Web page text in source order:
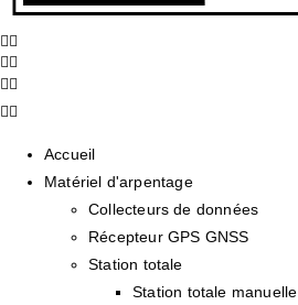
Accueil
Matériel d'arpentage
Collecteurs de données
Récepteur GPS GNSS
Station totale
Station totale manuelle